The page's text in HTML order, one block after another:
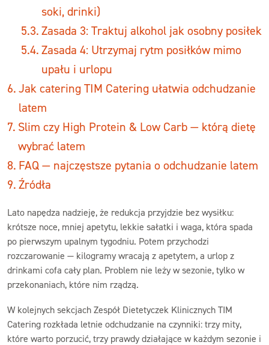
soki, drinki)
Zasada 3: Traktuj alkohol jak osobny posiłek
Zasada 4: Utrzymaj rytm posiłków mimo
upału i urlopu
Jak catering TIM Catering ułatwia odchudzanie
latem
Slim czy High Protein & Low Carb — którą dietę
wybrać latem
FAQ — najczęstsze pytania o odchudzanie latem
Źródła
Lato napędza nadzieję, że redukcja przyjdzie bez wysiłku:
krótsze noce, mniej apetytu, lekkie sałatki i waga, która spada
po pierwszym upalnym tygodniu. Potem przychodzi
rozczarowanie — kilogramy wracają z apetytem, a urlop z
drinkami cofa cały plan. Problem nie leży w sezonie, tylko w
przekonaniach, które nim rządzą.
W kolejnych sekcjach Zespół Dietetyczek Klinicznych TIM
Catering rozkłada letnie odchudzanie na czynniki: trzy mity,
które warto porzucić, trzy prawdy działające w każdym sezonie i